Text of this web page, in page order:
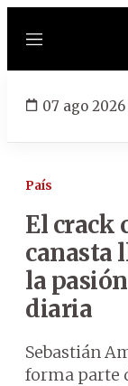
Menú
07 ago 2026
País
El crack
canasta
la
diaria
Sebastián
forma parte